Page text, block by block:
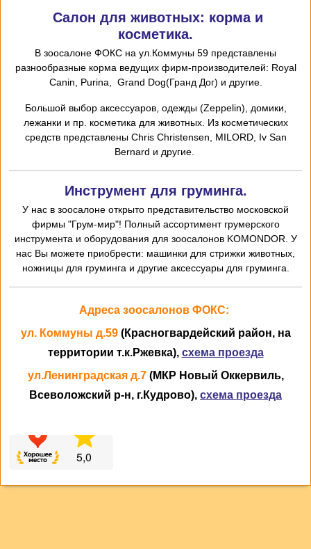
Салон для животных: корма и
косметика.
В зоосалоне ФОКС на ул.Коммуны 59 представлены
разнообразные корма ведущих фирм-производителей: Royal
Canin, Purina, Grand Dog(Гранд Дог) и другие.
Большой выбор аксессуаров, одежды (Zeppelin), домики,
лежанки и пр. косметика для животных. Из косметических
средств представлены ChrisChristensen, MILORD, Iv San
Bernard и другие.
Инструмент для груминга.
У нас в зоосалоне открыто представительство московской
фирмы "Грум-мир"! Полный ассортимент грумерского
инструмента и оборудования для зоосалонов KOMONDOR. У
нас Вы можете приобрести: машинки для стрижки животных,
ножницы для груминга и другие аксессуары для груминга.
Адреса зоосалонов ФОКС:
ул. Коммуны д.59 (Красногвардейский район, на
территории т.к.Ржевка), схема проезда
ул.Ленинградская д.7 (МКР Новый Оккервиль,
Всеволожский р-н, г.Кудрово), схема проезда